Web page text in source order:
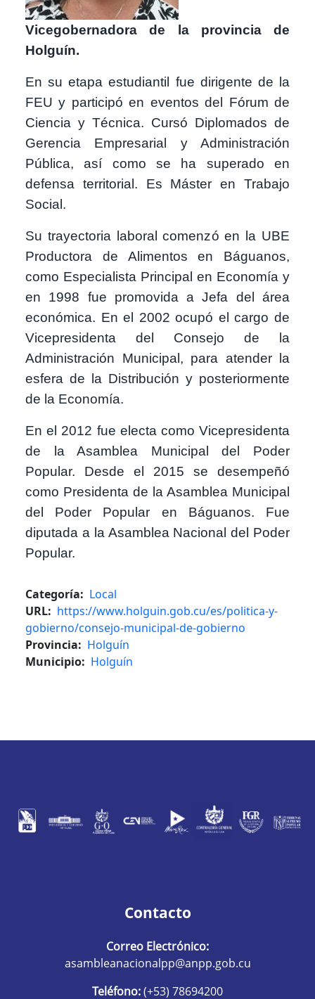
Vicegobernadora de la provincia de
Holguín.
En su etapa estudiantil fue dirigente de la
FEU y participó en eventos del Fórum de
Ciencia y Técnica. Cursó Diplomados de
Gerencia Empresarial y Administración
Pública, así como se ha superado en
defensa territorial. Es Máster en Trabajo
Social.
Su trayectoria laboral comenzó en la UBE
Productora de Alimentos en Báguanos,
como Especialista Principal en Economía y
en 1998 fue promovida a Jefa del área
económica. En el 2002 ocupó el cargo de
Vicepresidenta del Consejo de la
Administración Municipal, para atender la
esfera de la Distribución y posteriormente
de la Economía.
En el 2012 fue electa como Vicepresidenta
de la Asamblea Municipal del Poder
Popular. Desde el 2015 se desempeñó
como Presidenta de la Asamblea Municipal
del Poder Popular en Báguanos. Fue
diputada a la Asamblea Nacional del Poder
Popular.
Categoría
Local
URL
https://www.holguin.gob.cu/es/politica-y-
gobierno/consejo-municipal-de-gobierno
Provincia
Holguín
Municipio
Holguín
Contacto
Correo Electrónico:
asambleanacionalpp@anpp.gob.cu
Teléfono:(+53) 78694200